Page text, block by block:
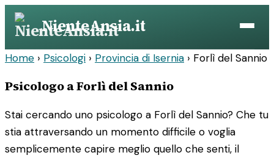
Vai
contenuto
NienteAnsia.it
Home › Psicologi › Provincia di Isernia › Forlì del Sannio
Psicologo a Forlì del Sannio
Stai cercando uno psicologo a Forlì del Sannio? Che tu
stia attraversando un momento difficile o voglia
semplicemente capire meglio quello che senti, il